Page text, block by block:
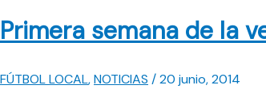
competición
Primera semana de la
FÚTBOL LOCAL,NOTICIAS /20 junio, 2014